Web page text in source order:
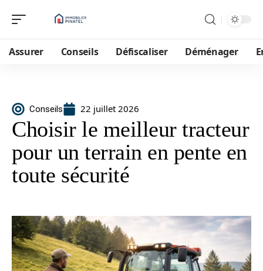
Assurer Conseils Défiscaliser Déménager
Conseils 22 juillet 2026
Choisir le meilleur tracteur
pour un terrain en pente en
toute sécurité